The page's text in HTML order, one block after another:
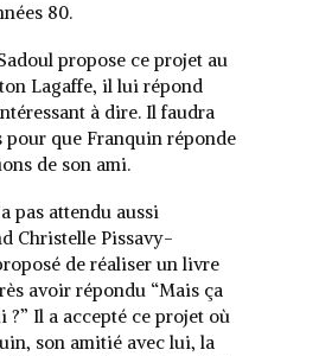
80.
propose ce projet au
Lagaffe, il lui répond
à dire. Il faudra
pour que Franquin réponde
de son ami.
pas attendu aussi
Christelle Pissavy-
de réaliser un livre
avoir répondu “Mais ça
?” Il a accepté ce projet où
son amitié avec lui, la